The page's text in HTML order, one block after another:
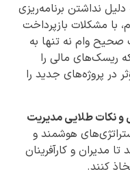
نداشتن برنامه‌ریزی
با مشکلات بازپرداخت
وام نه تنها به
ریسک‌های مالی را
در پروژه‌های جدید را
و نکات طلایی مدیریت
هوشمند و
مدیران و کارآفرینان
کنند.